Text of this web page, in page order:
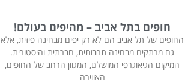
חופים בתל אביב – מהיפים בעולם!
החופים של תל אביב הם לא רק יפים מבחינה פיזית, אלא
גם מרתקים מבחינה תרבותית, חברתית והיסטורית.
המיקום הגיאוגרפי המושלם, המגוון הרחב של החופים,
האווירה